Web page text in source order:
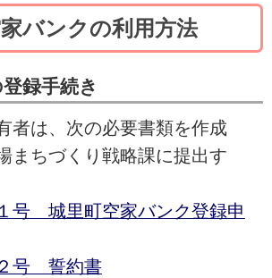
バンクの利用方法
録手続き
者は、次の必要書類を作成
まちづくり戦略課に提出す
号 城里町空家バンク登録申
号 誓約書